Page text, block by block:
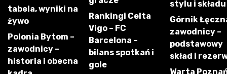
tabela, wyniki na
żywo
Polonia Bytom –
zawodnicy –
historia i obecna
Rankingi Celta
Vigo – FC
Barcelona –
bilans spotkań i
gole
stylu i składu
Górnik
zawodnicy –
podstawowy
skład i
Warta